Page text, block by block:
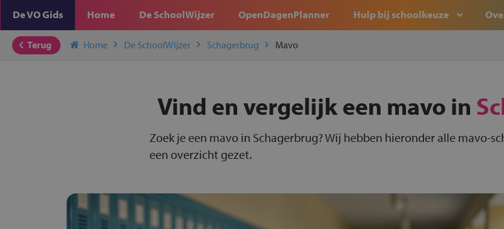
De VO Gids Home De SchoolWijzer OpenDagenPlanner Hulp bij schoolkeuze
Terug Home De SchoolWijzer Schagerbrug Mavo
Vind en vergelijk een mavo in
Zoek je een mavo in Schagerbrug? Wij hebben hieronder alle mavo-
een overzicht gezet.